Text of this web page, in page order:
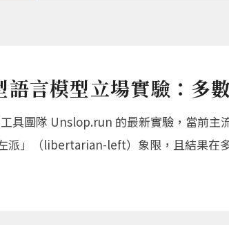
言模型立場實驗：多
具團隊 Unslop.run 的最新實驗，當前
派」（libertarian-left）象限，且結果在